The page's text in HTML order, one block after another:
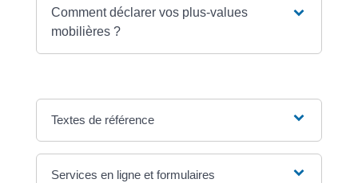
Comment déclarer vos plus-values
mobilières ?
Textes de référence
Services en ligne et formulaires